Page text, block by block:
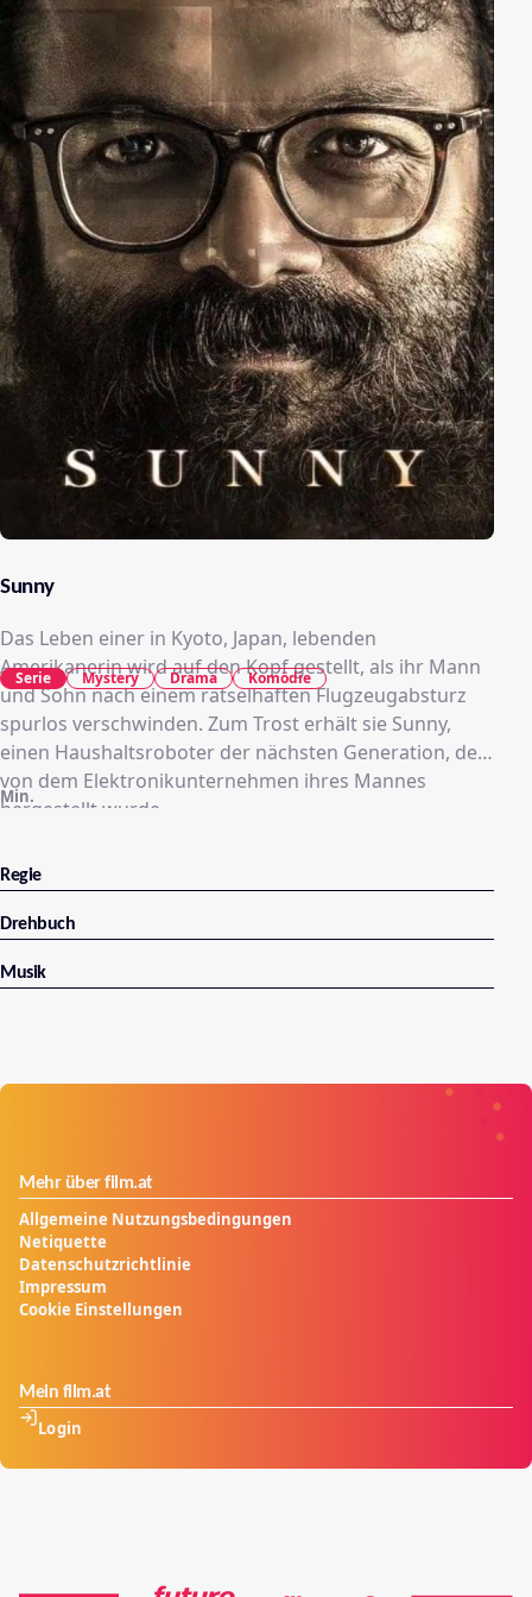
Sunny
Das Leben einer in Kyoto, Japan, lebenden
Amerikanerin wird auf den Kopf gestellt, als ihr Mann
und Sohn nach einem rätselhaften Flugzeugabsturz
spurlos verschwinden. Zum Trost erhält sie Sunny,
einen Haushaltsroboter der nächsten Generation, der
von dem Elektronikunternehmen ihres Mannes
hergestellt wurde.
Min.
Serie Mystery Drama Komödie
Regie
Drehbuch
Musik
Mehr über film.at
Allgemeine Nutzungsbedingungen
Netiquette
Datenschutzrichtlinie
Impressum
Cookie Einstellungen
Mein film.at
Login